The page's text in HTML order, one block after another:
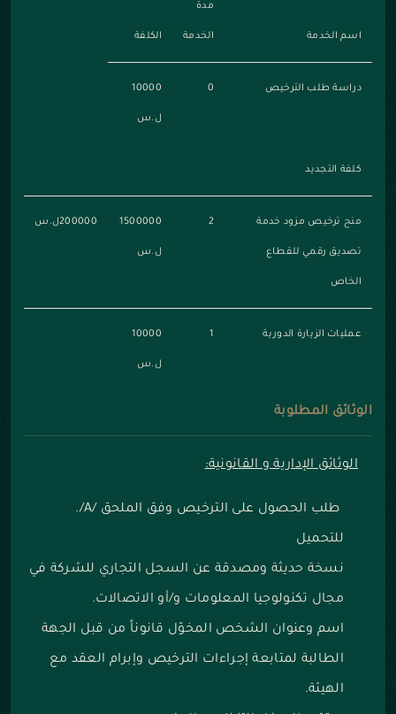
اسم الخدمة
مدة
الخدمة الكلفة
دراسة طلب الترخيص 0
10000
ل.س
كلفة التجديد
منح ترخيص مزود خدمة
تصديق رقمي للقطاع
الخاص
2
1500000
ل.س
200000ل.س
عمليات الزيارة الدورية 1
10000
ل.س
الوثائق المطلوبة
الوثائق الإدارية و القانونية:
طلب الحصول على الترخيص وفق الملحق /A/.
للتحميل
نسخة حديثة ومصدقة عن السجل التجاري للشركة في
مجال تكنولوجيا المعلومات و/أو الاتصالات.
اسم وعنوان الشخص المخوّل قانوناً من قبل الجهة
الطالبة لمتابعة إجراءات الترخيص وإبرام العقد مع
الهيئة.